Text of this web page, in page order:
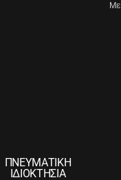
Με
ΠΝΕΥΜΑΤΙΚΗ
ΙΔΙΟΚΤΗΣΙΑ